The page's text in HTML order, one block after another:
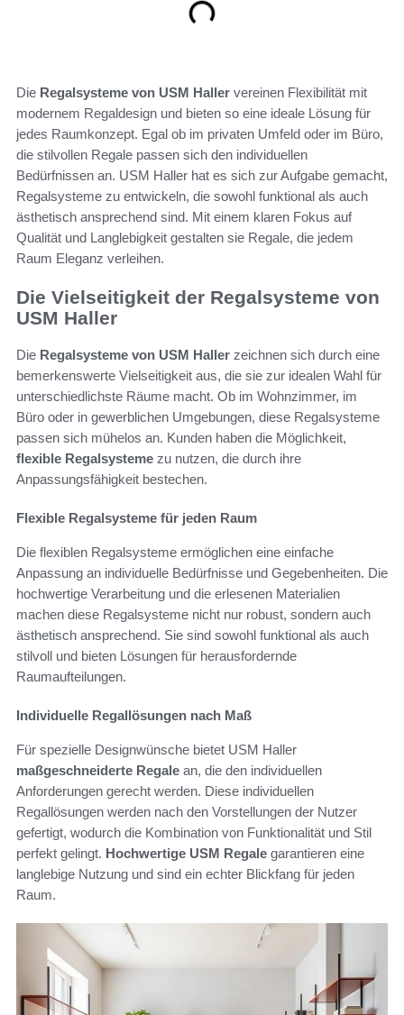
Die Regalsysteme von USM Haller vereinen Flexibilität mit
modernem Regaldesign und bieten so eine ideale Lösung für
jedes Raumkonzept. Egal ob im privaten Umfeld oder im Büro,
die stilvollen Regale passen sich den individuellen
Bedürfnissen an. USM Haller hat es sich zur Aufgabe gemacht,
Regalsysteme zu entwickeln, die sowohl funktional als auch
ästhetisch ansprechend sind. Mit einem klaren Fokus auf
Qualität und Langlebigkeit gestalten sie Regale, die jedem
Raum Eleganz verleihen.
Die Vielseitigkeit der Regalsysteme von
USM Haller
Die Regalsysteme von USM Haller zeichnen sich durch eine
bemerkenswerte Vielseitigkeit aus, die sie zur idealen Wahl für
unterschiedlichste Räume macht. Ob im Wohnzimmer, im
Büro oder in gewerblichen Umgebungen, diese Regalsysteme
passen sich mühelos an. Kunden haben die Möglichkeit,
flexible Regalsysteme zu nutzen, die durch ihre
Anpassungsfähigkeit bestechen.
Flexible Regalsysteme für jeden Raum
Die flexiblen Regalsysteme ermöglichen eine einfache
Anpassung an individuelle Bedürfnisse und Gegebenheiten. Die
hochwertige Verarbeitung und die erlesenen Materialien
machen diese Regalsysteme nicht nur robust, sondern auch
ästhetisch ansprechend. Sie sind sowohl funktional als auch
stilvoll und bieten Lösungen für herausfordernde
Raumaufteilungen.
Individuelle Regallösungen nach Maß
Für spezielle Designwünsche bietet USM Haller
maßgeschneiderte Regale an, die den individuellen
Anforderungen gerecht werden. Diese individuellen
Regallösungen werden nach den Vorstellungen der Nutzer
gefertigt, wodurch die Kombination von Funktionalität und Stil
perfekt gelingt. Hochwertige USM Regale garantieren eine
langlebige Nutzung und sind ein echter Blickfang für jeden
Raum.